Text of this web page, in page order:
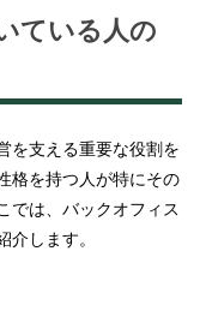
ている人の
を支える重要な役割を
格を持つ人が特にその
では、バックオフィス
します。